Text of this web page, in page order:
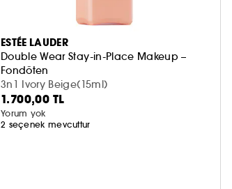
ESTÉE LAUDER
Double Wear Stay-in-Place Makeup –
Fondöten
3n1 Ivory Beige(15ml)
1.700,00 TL
Yorum yok
2 seçenek mevcuttur